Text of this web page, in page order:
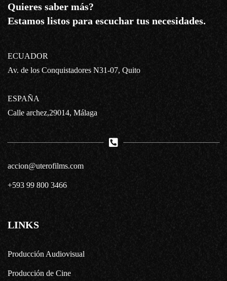
Quieres saber más?
Estamos listos para escuchar tus necesidades.
ECUADOR
Av. de los Conquistadores N31-07, Quito
ESPAÑA
Calle archez,29014, Málaga
accion@uterofilms.com
+593 99 800 3466
LINKS
Producción Audiovisual
Producción de Cine